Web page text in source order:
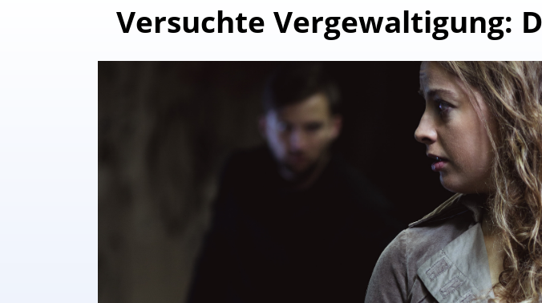
Versuchte Vergewaltigung: